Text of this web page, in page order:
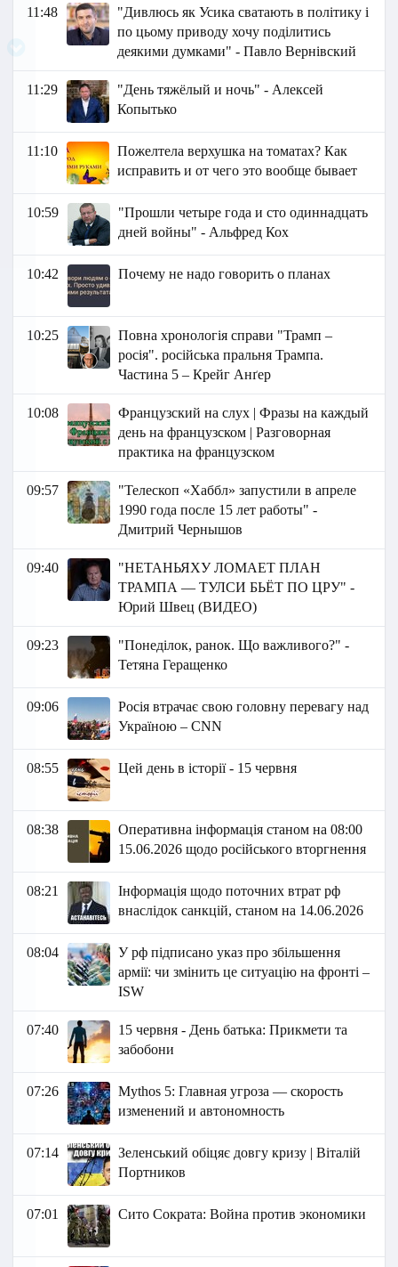
11:48
"Дивлюсь як Усика сватають в політику і
по цьому приводу хочу поділитись
деякими думками" - Павло Вернівский
11:29
"День тяжёлый и ночь" - Алексей
Копытько
11:10
Пожелтела верхушка на томатах? Как
исправить и от чего это вообще бывает
10:59
"Прошли четыре года и сто одиннадцать
дней войны" - Альфред Кох
10:42 Почему не надо говорить о планах
10:25
Повна хронологія справи "Трамп –
росія". російська пральня Трампа.
Частина 5 – Крейг Анґер
10:08
Французский на слух | Фразы на каждый
день на французском | Разговорная
практика на французском
09:57
"Телескоп «Хаббл» запустили в апреле
1990 года после 15 лет работы" -
Дмитрий Чернышов
09:40
"НЕТАНЬЯХУ ЛОМАЕТ ПЛАН
ТРАМПА — ТУЛСИ БЬЁТ ПО ЦРУ" -
Юрий Швец (ВИДЕО)
09:23
"Понеділок, ранок. Що важливого?" -
Тетяна Геращенко
09:06
Росія втрачає свою головну перевагу над
Україною – CNN
08:55 Цей день в історії - 15 червня
08:38
Оперативна інформація станом на 08:00
15.06.2026 щодо російського вторгнення
08:21
Інформація щодо поточних втрат рф
внаслідок санкцій, станом на 14.06.2026​
08:04
У рф підписано указ про збільшення
армії: чи змінить це ситуацію на фронті –
ISW
07:40
15 червня - День батька: Прикмети та
забобони
07:26
Mythos 5: Главная угроза — скорость
изменений и автономность
07:14
Зеленський обіцяє довгу кризу | Віталій
Портников
07:01 Сито Сократа: Война против экономики